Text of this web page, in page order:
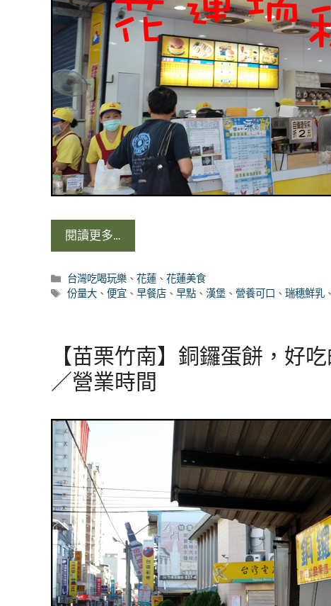
閱讀更多…
分
類
台灣吃喝玩樂 、花蓮 、花蓮美食
標
份量大 、便宜 、早餐店 、早點 、漢堡 、營養可口 、瑞穗鮮乳
【苗栗竹南】銅鑼蛋餅，好
／營業時間